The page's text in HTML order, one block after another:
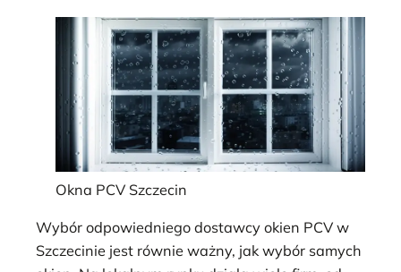
Okna PCV Szczecin
Wybór odpowiedniego dostawcy okien PCV w
Szczecinie jest równie ważny, jak wybór samych